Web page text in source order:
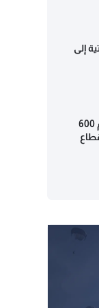
إلى
عملية الفارس الشهم (3) تُكرّم 600